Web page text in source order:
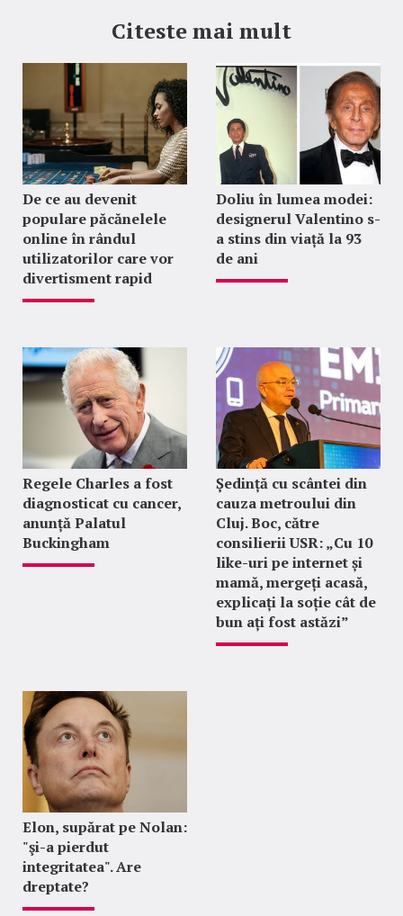
Citeste mai mult
De ce au devenit
populare păcănelele
online în rândul
utilizatorilor care vor
divertisment rapid
Doliu în lumea modei:
designerul Valentino s-
a stins din viață la 93
de ani
Regele Charles a fost
diagnosticat cu cancer,
anunță Palatul
Buckingham
Ședință cu scântei din
cauza metroului din
Cluj. Boc, către
consilierii USR: „Cu 10
like-uri pe internet și
mamă, mergeți acasă,
explicați la soție cât de
bun ați fost astăzi”
Elon, supărat pe Nolan:
"şi-a pierdut
integritatea". Are
dreptate?